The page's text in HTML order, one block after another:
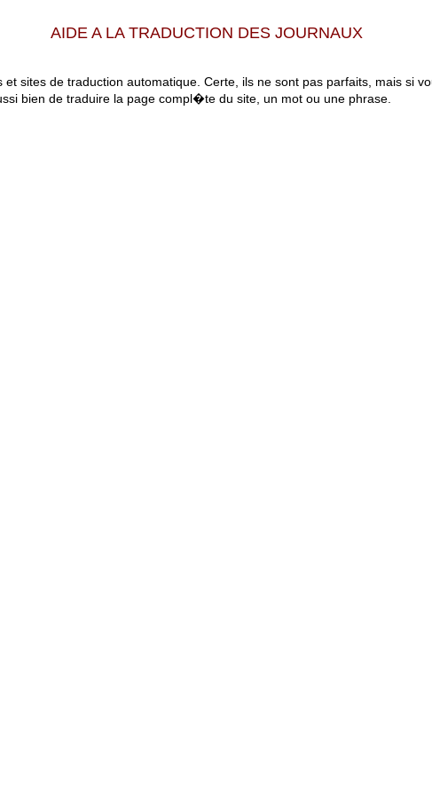
AIDE A LA TRADUCTION DES JOURNAUX
sites de traduction automatique. Certe, ils ne sont pas parfaits, mais si
bien de traduire la page compl�te du site, un mot ou une phrase.